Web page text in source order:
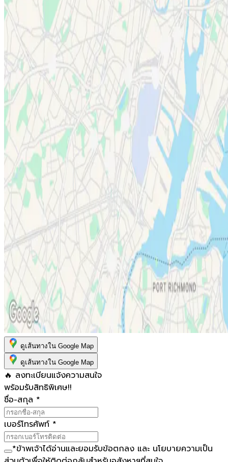
ดูเส้นทางใน Google Map
ดูเส้นทางใน Google Map
🔥 ลงทะเบียนแจ้งความสนใจ
พร้อมรับสิทธิพิเศษ!!
ชื่อ-สกุล *
เบอร์โทรศัพท์ *
*ข้าพเจ้าได้อ่านและยอมรับข้อตกลง และ นโยบายความเป็น